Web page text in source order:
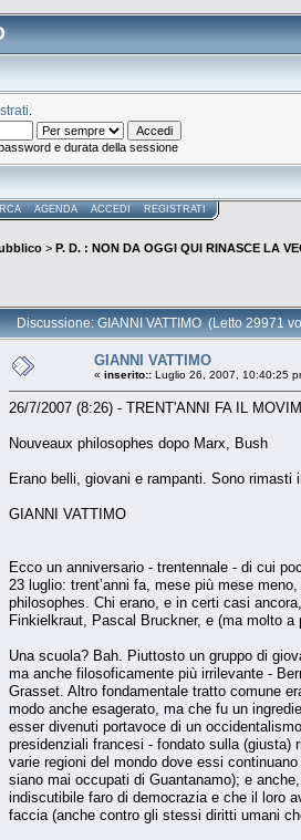
e durata della sessione
AGENDA ACCEDI REGISTRATI
> P. D. : NON DA OGGI QUI RINASCE LA
Discussione: GIANNI VATTIMO (Letto 29971
GIANNI VATTIMO
« inserito:: Luglio 26, 2007, 10:40:25
26/7/2007 (8:26) - TRENT'ANNI FA IL
Nouveaux philosophes dopo Marx, Bush
Erano belli, giovani e rampanti. Sono rimasti
GIANNI VATTIMO
Ecco un anniversario - trentennale - di cui
23 luglio: trent’anni fa, mese più mese
philosophes. Chi erano, e in certi casi
Finkielkraut, Pascal Bruckner, e (ma molto
Una scuola? Bah. Piuttosto un gruppo di
ma anche filosoficamente più irrilevante -
Grasset. Altro fondamentale tratto comune
modo anche esagerato, ma che fu un
esser divenuti portavoce di un
presidenziali francesi - fondato sulla (giusta)
varie regioni del mondo dove essi
siano mai occupati di Guantanamo); e
indiscutibile faro di democrazia e che il loro
faccia (anche contro gli stessi diritti umani